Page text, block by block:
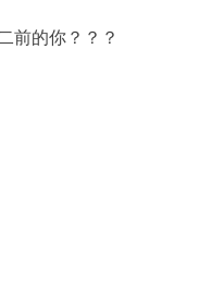
前的你？？？